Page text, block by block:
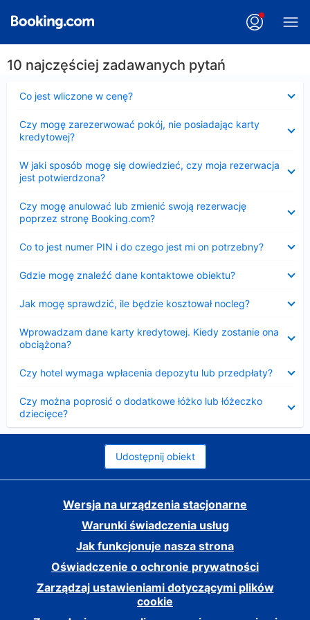
10 najczęściej zadawanych pytań
Co jest wliczone w cenę?
Czy mogę zarezerwować pokój, nie posiadając karty
kredytowej?
W jaki sposób mogę się dowiedzieć, czy moja rezerwacja
jest potwierdzona?
Czy mogę anulować lub zmienić swoją rezerwację
poprzez stronę Booking.com?
Co to jest numer PIN i do czego jest mi on potrzebny?
Gdzie mogę znaleźć dane kontaktowe obiektu?
Jak mogę sprawdzić, ile będzie kosztował nocleg?
Wprowadzam dane karty kredytowej. Kiedy zostanie ona
obciążona?
Czy hotel wymaga wpłacenia depozytu lub przedpłaty?
Czy można poprosić o dodatkowe łóżko lub łóżeczko
dziecięce?
Udostępnij obiekt
Wersja na urządzenia stacjonarne
Warunki świadczenia usług
Jak funkcjonuje nasza strona
Oświadczenie o ochronie prywatności
Zarządzaj ustawieniami dotyczącymi plików
cookie